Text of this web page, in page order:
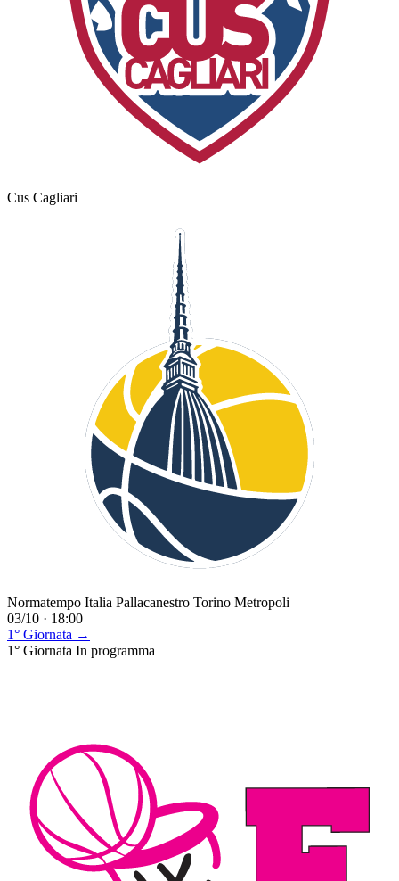
Cus Cagliari
Normatempo Italia Pallacanestro Torino Metropoli
03/10 · 18:00
1° Giornata →
1° Giornata In programma